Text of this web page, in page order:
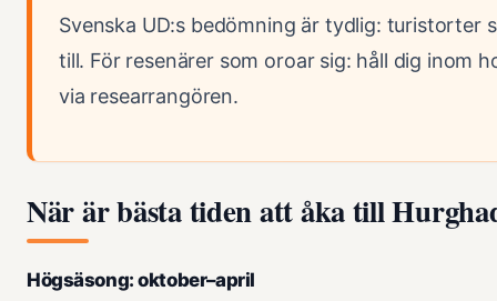
Svenska UD:s bedömning är tydlig: turistorter
till. För resenärer som oroar sig: håll dig inom
via researrangören.
När är bästa tiden att åka till
Högsäsong: oktober–april